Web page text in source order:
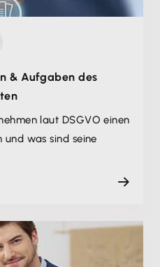
& Aufgaben des
laut DSGVO einen
was sind seine